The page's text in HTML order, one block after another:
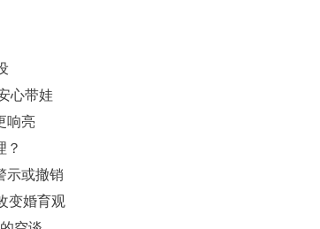
心带娃
响亮
？
示或撤销
变婚育观